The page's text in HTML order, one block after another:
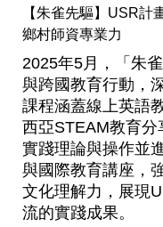
【朱雀先驅】USR計
鄉村師資專業力
2025年5月，「朱
與跨國教育行動，
課程涵蓋線上英語
西亞STEAM教育分
實踐理論與操作並
與國際教育講座，
文化理解力，展現
流的實踐成果。